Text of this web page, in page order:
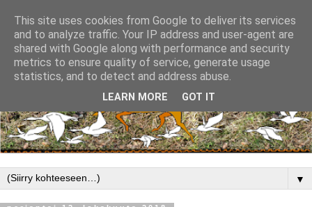
▼
This site uses cookies from Google to deliver its services
and to analyze traffic. Your IP address and user-agent are
shared with Google along with performance and security
metrics to ensure quality of service, generate usage
statistics, and to detect and address abuse.
LEARN MORE GOT IT